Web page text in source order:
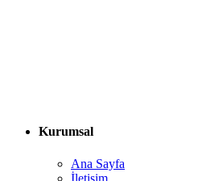
Kurumsal
Ana Sayfa
İletişim